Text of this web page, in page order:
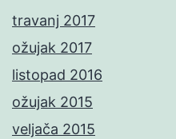
travanj 2017
ožujak 2017
listopad 2016
ožujak 2015
veljača 2015